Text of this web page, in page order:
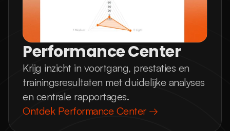
Performance Center
Krijg inzicht in voortgang, prestaties en
trainingsresultaten met duidelijke analyses
en centrale rapportages.
Ontdek Performance Center →